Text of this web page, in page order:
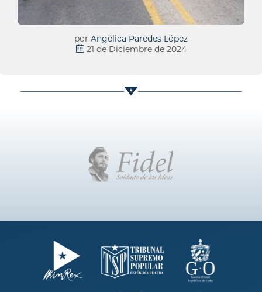
por Angélica Paredes López
21 de Diciembre de 2024